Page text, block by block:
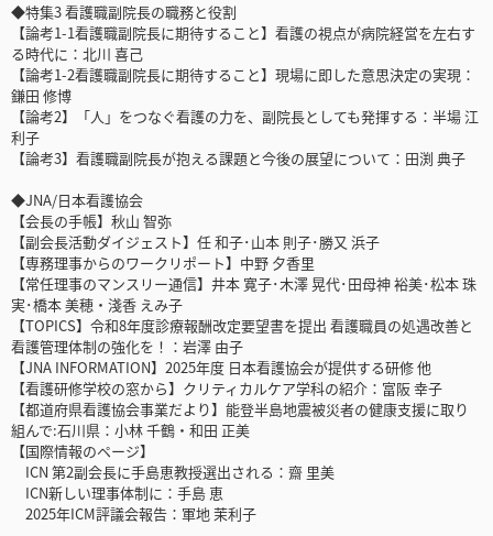
◆特集3 看護職副院長の職務と役割
【論考1-1看護職副院長に期待すること】看護の視点が病院経営を左右す
る時代に：北川 喜己
【論考1-2看護職副院長に期待すること】現場に即した意思決定の実現：
鎌田 修博
【論考2】「人」をつなぐ看護の力を、副院長としても発揮する：半場 江
利子
【論考3】看護職副院長が抱える課題と今後の展望について：田渕 典子
◆JNA/日本看護協会
【会長の手帳】秋山 智弥
【副会長活動ダイジェスト】任 和子･山本 則子･勝又 浜子
【専務理事からのワークリポート】中野 夕香里
【常任理事のマンスリー通信】井本 寛子･木澤 晃代･田母神 裕美･松本 珠
実･橋本 美穂・淺香 えみ子
【TOPICS】令和8年度診療報酬改定要望書を提出 看護職員の処遇改善と
看護管理体制の強化を！：岩澤 由子
【JNA INFORMATION】2025年度 日本看護協会が提供する研修 他
【看護研修学校の窓から】クリティカルケア学科の紹介：富阪 幸子
【都道府県看護協会事業だより】能登半島地震被災者の健康支援に取り
組んで:石川県：小林 千鶴・和田 正美
【国際情報のページ】
ICN 第2副会長に手島恵教授選出される：齋 里美
ICN新しい理事体制に：手島 恵
2025年ICM評議会報告：軍地 茉利子